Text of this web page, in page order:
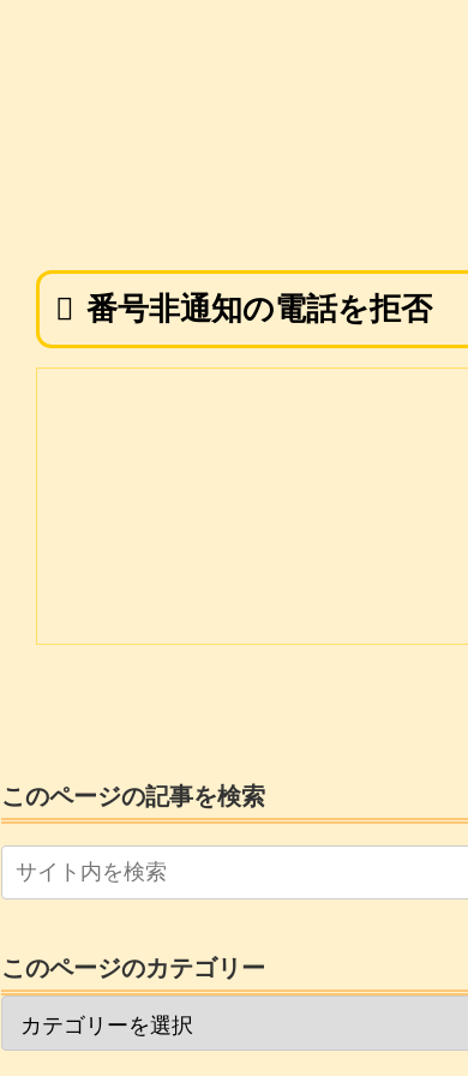
番号非通知の電話を拒否
このページの記事を検索
このページのカテゴリー